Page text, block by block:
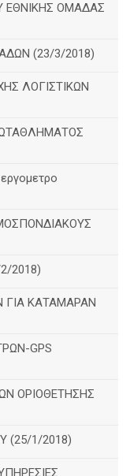
ΕΘΝΙΚΗΣ ΟΜΑΔΑΣ
(23/3/2018)
ΛΟΓΙΣΤΙΚΩΝ
2018)
ΓΙΑ ΚΑΤΑΜΑΡΑΝ
GPS
ΟΡΙΟΘΕΤΗΣΗΣ
(25/1/2018)